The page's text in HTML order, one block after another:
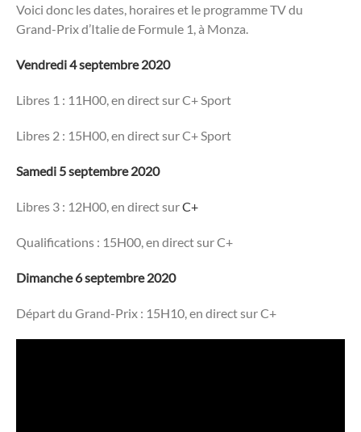
Voici donc les dates, horaires et le programme TV du
Grand-Prix d’Italie de Formule 1, à Monza.
Vendredi 4 septembre 2020
Libres 1 : 11H00, en direct sur C+ Sport
Libres 2 : 15H00, en direct sur C+ Sport
Samedi 5 septembre 2020
Libres 3 : 12H00, en direct surC+
Qualifications : 15H00, en direct sur C+
Dimanche 6 septembre 2020
Départ du Grand-Prix : 15H10, en direct sur C+